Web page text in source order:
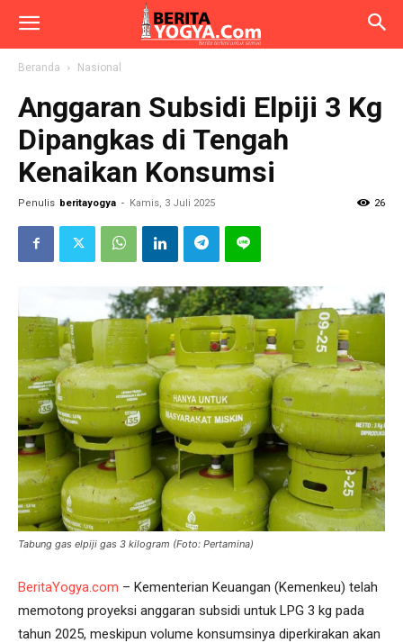
Beranda Nasional
Anggaran Subsidi Elpiji 3 Kg
Dipangkas di Tengah
Kenaikan Konsumsi
Penulis beritayogya - Kamis, 3 Juli 2025 26
Tabung gas elpiji gas 3 kilogram (Foto: Pertamina)
BeritaYogya.com – Kementerian Keuangan (Kemenkeu) telah
memotong proyeksi anggaran subsidi untuk LPG 3 kg pada
tahun 2025, meskipun volume konsumsinya diperkirakan akan